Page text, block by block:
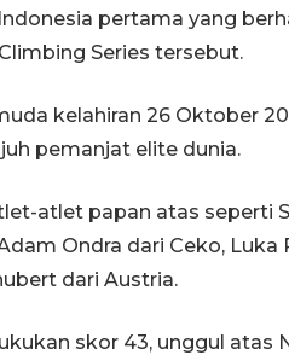
pertama yang
Series tersebut.
kelahiran 26 Oktober
pemanjat elite dunia.
atlet papan atas seperti
Ondra dari Ceko,
dari Austria.
skor 43, unggul atas